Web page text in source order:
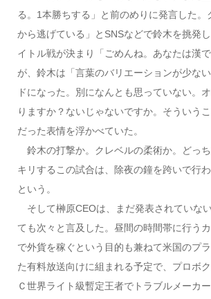
る。1本勝ちする」と前のめりに発言した。
から逃げている」とSNSなどで鈴木を挑発
イトル戦が決まり「ごめんね。あなたは漢
が、鈴木は「言葉のバリエーションが少な
ドになった。別になんとも思っていない。
りますか？ないじゃないですか。そういう
だった表情を浮かべていた。
鈴木の打撃か。クレベルの柔術か。どっ
キリするこの試合は、除夜の鐘を跨いで行
という。
そして榊原CEOは、まだ発表されていな
ても次々と言及した。昼間の時間帯に行う
で外貨を稼ぐという目的も兼ねて米国のプ
た有料放送向けに組まれる予定で、プロボ
Ｃ世界ライト級暫定王者でトラブルメーカ